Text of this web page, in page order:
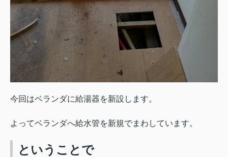
今回はベランダに給湯器を新設します。
よってベランダへ給水管を新規でまわしています。
ということで